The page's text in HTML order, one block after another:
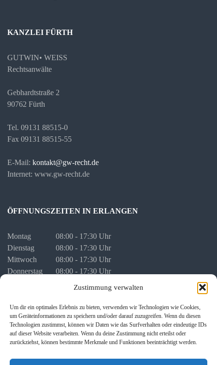
Zustimmung verwalten
Um dir ein optimales Erlebnis zu bieten, verwenden wir Technologien wie Cookies,
um Geräteinformationen zu speichern und/oder darauf zuzugreifen. Wenn du diesen
Technologien zustimmst, können wir Daten wie das Surfverhalten oder eindeutige IDs
auf dieser Website verarbeiten. Wenn du deine Zustimmung nicht erteilst oder
zurückziehst, können bestimmte Merkmale und Funktionen beeinträchtigt werden.
KANZLEI FÜRTH
GUTWIN• WEISS
Rechtsanwälte
Gebhardtstraße 2
90762 Fürth
Tel. 09131 88515-0
Fax 09131 88515-55
E-Mail: kontakt@gw-recht.de
Internet: www.gw-recht.de
ÖFFNUNGSZEITEN IN ERLANGEN
Montag
08:00 - 17:30 Uhr
Dienstag
08:00 - 17:30 Uhr
Mittwoch
08:00 - 17:30 Uhr
Donnerstag
08:00 - 17:30 Uhr
Terminvergabe auch nach Vereinbarung außerhalb der regulären
Öffnungszeiten.